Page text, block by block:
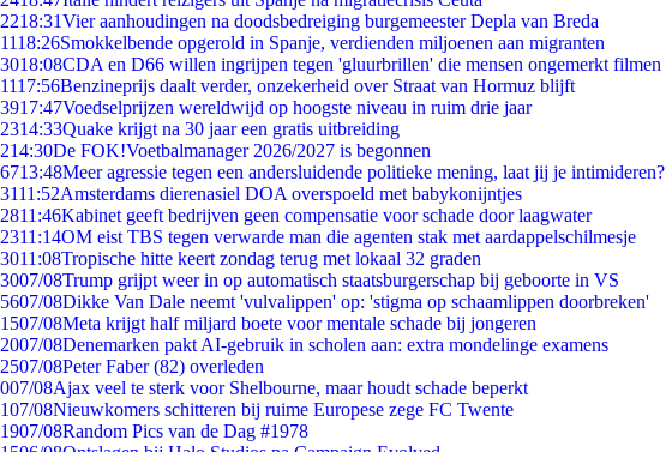
2218:31Vier aanhoudingen na doodsbedreiging burgemeester Depla van Breda
1118:26Smokkelbende opgerold in Spanje, verdienden miljoenen aan migranten
3018:08CDA en D66 willen ingrijpen tegen 'gluurbrillen' die mensen ongemerkt filmen
1117:56Benzineprijs daalt verder, onzekerheid over Straat van Hormuz blijft
3917:47Voedselprijzen wereldwijd op hoogste niveau in ruim drie jaar
2314:33Quake krijgt na 30 jaar een gratis uitbreiding
214:30De FOK!Voetbalmanager 2026/2027 is begonnen
6713:48Meer agressie tegen een andersluidende politieke mening, laat jij je intimideren?
3111:52Amsterdams dierenasiel DOA overspoeld met babykonijntjes
2811:46Kabinet geeft bedrijven geen compensatie voor schade door laagwater
2311:14OM eist TBS tegen verwarde man die agenten stak met aardappelschilmesje
3011:08Tropische hitte keert zondag terug met lokaal 32 graden
3007/08Trump grijpt weer in op automatisch staatsburgerschap bij geboorte in VS
5607/08Dikke Van Dale neemt 'vulvalippen' op: 'stigma op schaamlippen doorbreken'
1507/08Meta krijgt half miljard boete voor mentale schade bij jongeren
2007/08Denemarken pakt AI-gebruik in scholen aan: extra mondelinge examens
2507/08Peter Faber (82) overleden
007/08Ajax veel te sterk voor Shelbourne, maar houdt schade beperkt
107/08Nieuwkomers schitteren bij ruime Europese zege FC Twente
1907/08Random Pics van de Dag #1978